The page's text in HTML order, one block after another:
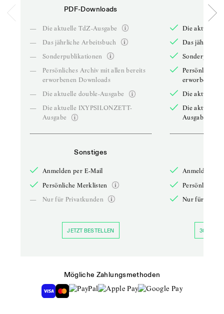
PDF-Downloads
—
Die aktuelle TdZ-Ausgabe
—
Das jährliche Arbeitsbuch
—
Sonderpublikationen
—
Persönliches Archiv mit allen bereits
erworbenen Downloads
—
Die aktuelle double-Ausgabe
—
Die aktuelle IXYPSILONZETT-
Ausgabe
Sonstiges
Anmelden per E-Mail
Persönliche Merklisten
—
Nur für Privatkunden
JETZT BESTELLEN
Die aktuelle
Das jährliche
Persönliches
erworbenen
Die aktuelle
Die aktuelle
Ausgabe
Anmelden
Persönliche
Nur für
30 TAGE
Mögliche Zahlungsmethoden